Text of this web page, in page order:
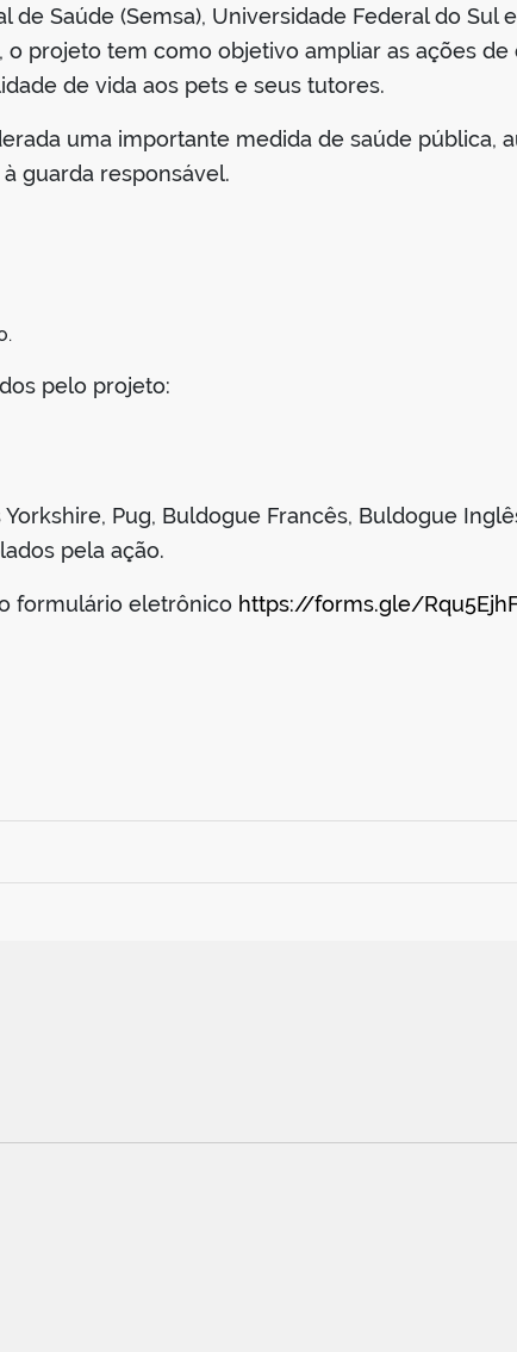
Saúde (Semsa), Universidade Federal do Sul
o projeto tem como objetivo ampliar as ações
de vida aos pets e seus tutores.
uma importante medida de saúde pública,
guarda responsável.
pelo projeto:
Pug, Buldogue Francês, Buldogue
pela ação.
formulário eletrônico https://forms.gle/